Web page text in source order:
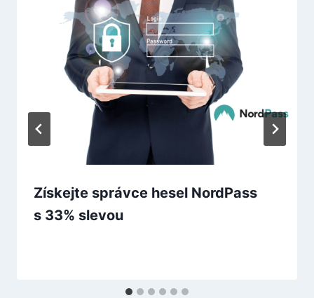
Získejte správce hesel NordPass
s 33% slevou